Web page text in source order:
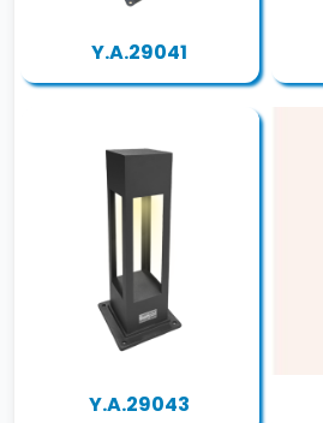
Y.A.29041
Y.A.29043